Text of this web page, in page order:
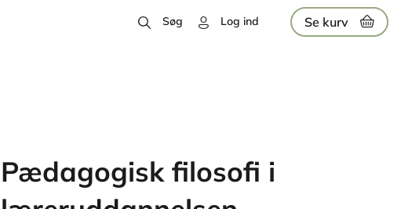
Søg Log ind Se kurv
Pædagogisk filosofi i